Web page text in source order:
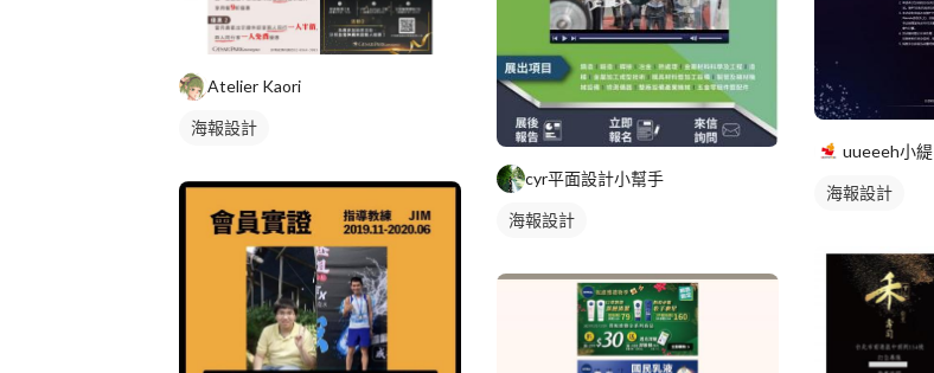
Atelier Kaori
海報設計
cyr平面設計小幫手
海報設計
uueeeh小緹
海報設計